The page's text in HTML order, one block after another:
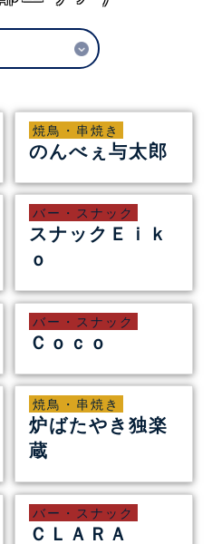
焼鳥・串焼き
のんべぇ与太郎
バー・スナック
スナックＥｉｋ
ｏ
バー・スナック
Ｃｏｃｏ
焼鳥・串焼き
炉ばたやき独楽
蔵
バー・スナック
ＣＬＡＲＡ